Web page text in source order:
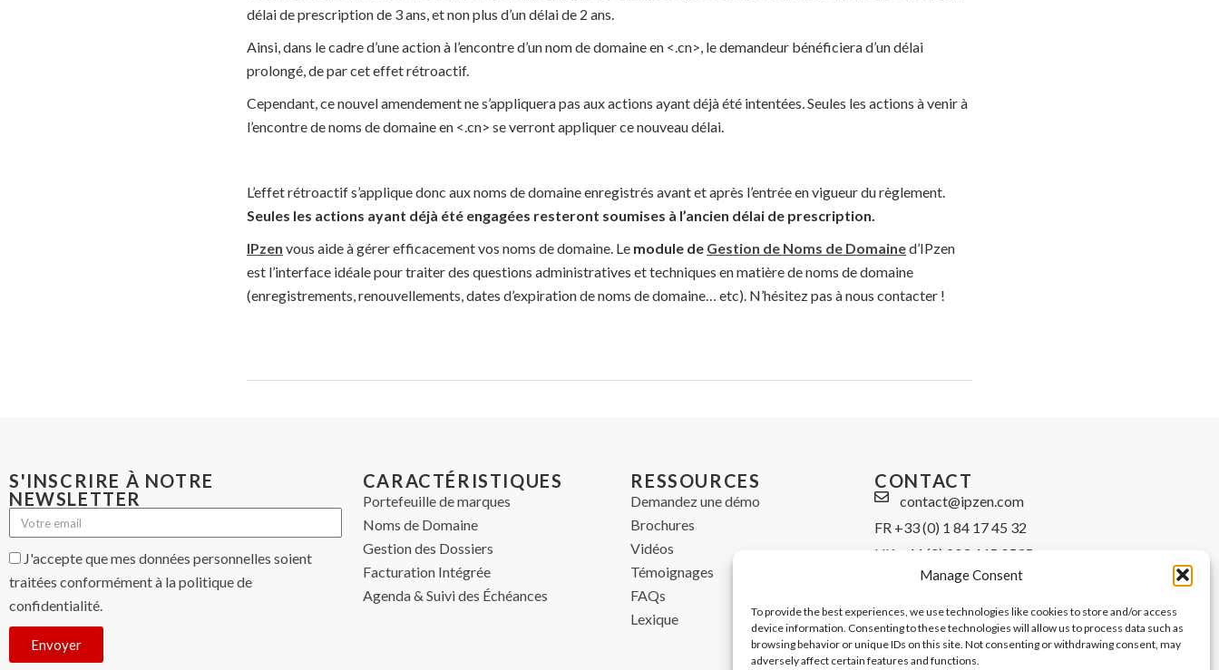
Manage Consent
To provide the best experiences, we use technologies like cookies to store and/or access
device information. Consenting to these technologies will allow us to process data such as
browsing behavior or unique IDs on this site. Not consenting or withdrawing consent, may
adversely affect certain features and functions.
délai de prescription de 3 ans, et non plus d’un délai de 2 ans.
Ainsi, dans le cadre d’une action à l’encontre d’un nom de domaine en <.cn>, le demandeur bénéficiera d’un délai
prolongé, de par cet effet rétroactif.
Cependant, ce nouvel amendement ne s’appliquera pas aux actions ayant déjà été intentées.Seules les actions à venir à
l’encontre de noms de domaine en <.cn> se verront appliquer ce nouveau délai.
L’effet rétroactif s’applique donc aux noms de domaine enregistrés avant et après l’entrée en vigueur du règlement.
Seules les actions ayant déjà été engagées resteront soumises à l’ancien délai de prescription.
IPzen vous aide à gérer efficacement vos noms de domaine. Le module de Gestion de Noms de Domained’IPzen
est l’interface idéale pour traiter des questions administratives et techniques en matière de noms de domaine
(enregistrements, renouvellements, dates d’expiration de noms de domaine… etc). N’hésitez pas à nous contacter !
CARACTÉRISTIQUES
Portefeuille de marques
Noms de Domaine
Gestion des Dossiers
Facturation Intégrée
Agenda & Suivi des Échéances
S'INSCRIRE À NOTRE
NEWSLETTER
J'accepte que mes données personnelles soient
traitées conformément à la politique de
confidentialité.
Envoyer
RESSOURCES
Demandez une démo
Brochures
Vidéos
Témoignages
FAQs
Lexique
CONTACT
contact@ipzen.com
FR +33 (0) 1 84 17 45 32
UK +44 (0) 203 445 0535